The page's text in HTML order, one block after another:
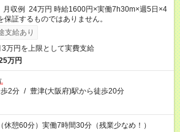
収例 24万円 時給1600円×実働7h30m×週5日×4
証するものではありません。
支給あり
3万円を上限として実費支給
万円
2分 / 豊津(大阪府)駅から徒歩20分
休憩60分）実働7時間30分（残業少なめ！）